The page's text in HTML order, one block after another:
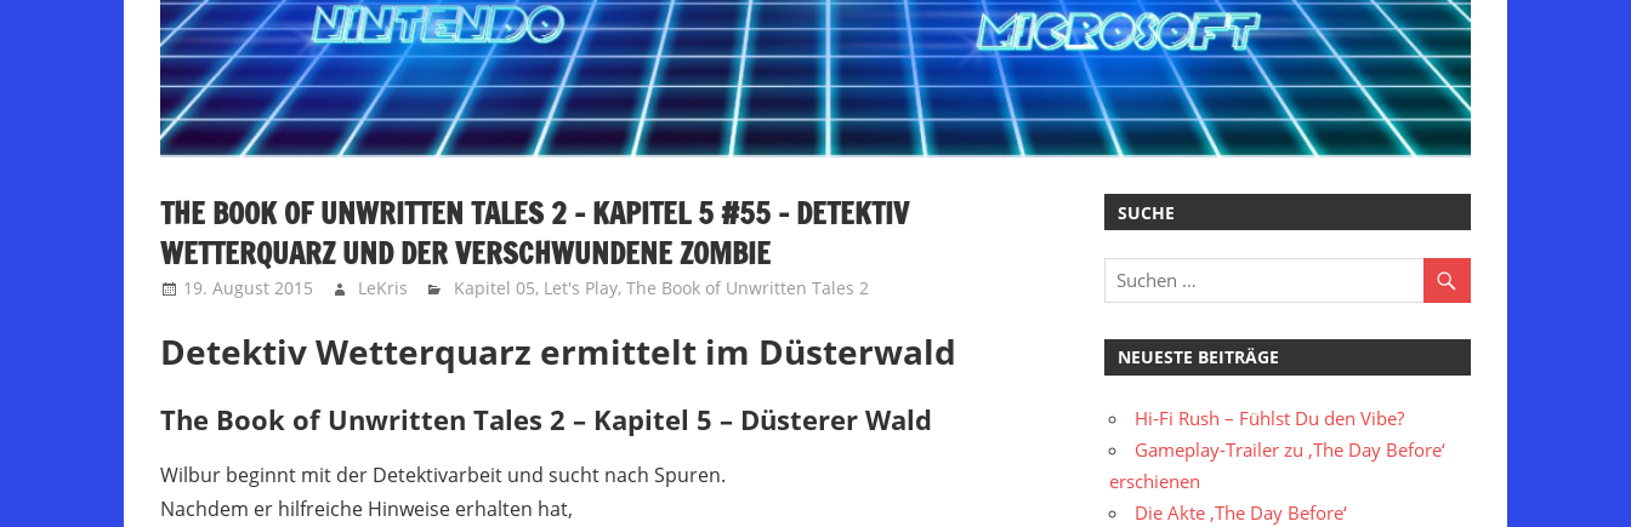
THE BOOK OF UNWRITTEN TALES 2 – KAPITEL 5 #55 – DETEKTIV
WETTERQUARZ UND DER VERSCHWUNDENE ZOMBIE
19. August 2015 LeKris Kapitel 05, Let's Play, The Book of Unwritten Tales 2
Detektiv Wetterquarz ermittelt im Düsterwald
The Book of Unwritten Tales 2 – Kapitel 5 – Düsterer Wald
Wilbur beginnt mit der Detektivarbeit und sucht nach Spuren.
Nachdem er hilfreiche Hinweise erhalten hat,
SUCHE
NEUESTE BEITRÄGE
Hi-Fi Rush – Fühlst Du den Vibe?
Gameplay-Trailer zu ‚The Day Before‘
erschienen
Die Akte ‚The Day Before‘